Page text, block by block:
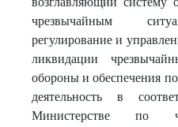
чрезвычайным
регулирование и
ликвидации
обороны и обеспечения
деятельность в
Министерстве по